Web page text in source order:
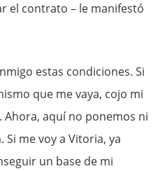
el contrato – le manifestó
estas condiciones. Si
que me vaya, cojo mi
Ahora, aquí no ponemos ni
Si me voy a Vitoria, ya
un base de mi